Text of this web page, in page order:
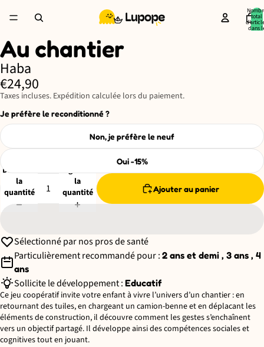
total
dans
Ouvrir
l’image
en
plein
écran
Au chantier
Haba
€24,90
Taxes incluses. Expédition calculée lors du paiement.
Je préfère le reconditionné ?
Non, je préfère le neuf
Oui -15%
Diminuer
la
quantité
Augmenter
la
quantité
Ajouter au panier
Sélectionné par nos pros de santé
Particulièrement recommandé pour : 2 ans et demi , 3 ans , 4
ans
Sollicite le développement : Educatif
Ce jeu coopératif invite votre enfant à vivre l’univers d’un chantier : en
retournant des tuiles, en chargeant un camion-benne et en déplacant les
éléments de construction, il découvre comment les gestes s’enchaînent
vers un objectif partagé. Il développe ainsi des compétences sociales et
cognitives tout en jouant.